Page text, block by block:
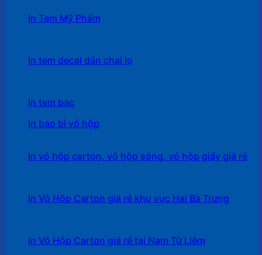
In Tem Mỹ Phẩm
In tem decal dán chai lọ
In tem bạc
In bao bì vỏ hộp
In vỏ hộp carton, vỏ hộp sóng, vỏ hộp giấy giá rẻ
In Vỏ Hộp Carton giá rẻ khu vực Hai Bà Trưng
In Vỏ Hộp Carton giá rẻ tại Nam Từ Liêm